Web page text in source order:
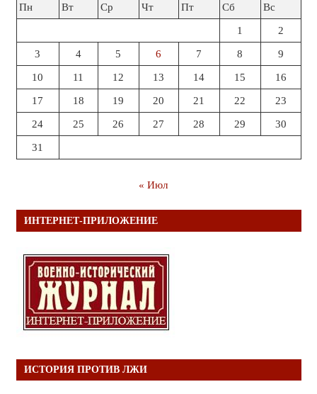
Пн
Вт Ср Чт Пт Сб Вс
1 2
3 4 5 6 7 8 9
10 11 12 13 14 15 16
17 18 19 20 21 22 23
24 25 26 27 28 29 30
31
« Июл
ИНТЕРНЕТ-ПРИЛОЖЕНИЕ
ИСТОРИЯ ПРОТИВ ЛЖИ